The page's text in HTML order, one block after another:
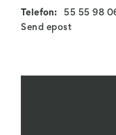
Telefon:
55 55 98
Send epost